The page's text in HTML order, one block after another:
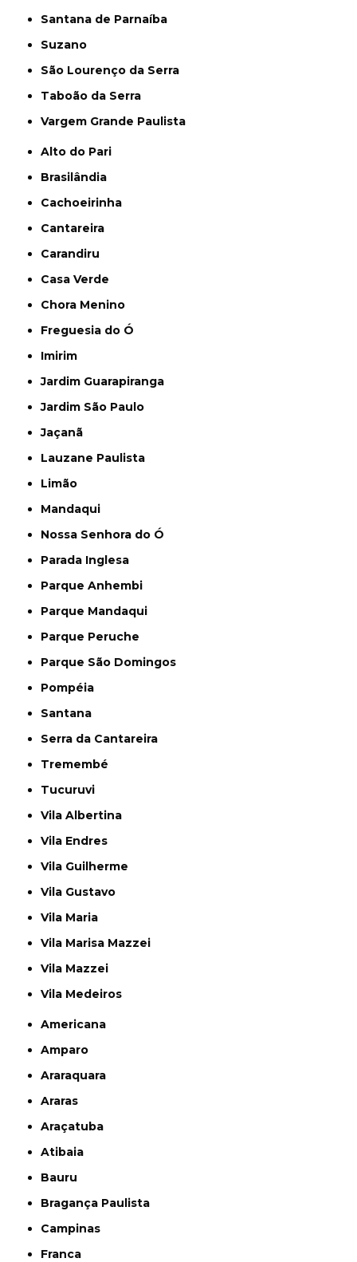
Santana de Parnaíba
Suzano
São Lourenço da Serra
Taboão da Serra
Vargem Grande Paulista
Alto do Pari
Brasilândia
Cachoeirinha
Cantareira
Carandiru
Casa Verde
Chora Menino
Freguesia do Ó
Imirim
Jardim Guarapiranga
Jardim São Paulo
Jaçanã
Lauzane Paulista
Limão
Mandaqui
Nossa Senhora do Ó
Parada Inglesa
Parque Anhembi
Parque Mandaqui
Parque Peruche
Parque São Domingos
Pompéia
Santana
Serra da Cantareira
Tremembé
Tucuruvi
Vila Albertina
Vila Endres
Vila Guilherme
Vila Gustavo
Vila Maria
Vila Marisa Mazzei
Vila Mazzei
Vila Medeiros
Americana
Amparo
Araraquara
Araras
Araçatuba
Atibaia
Bauru
Bragança Paulista
Campinas
Franca